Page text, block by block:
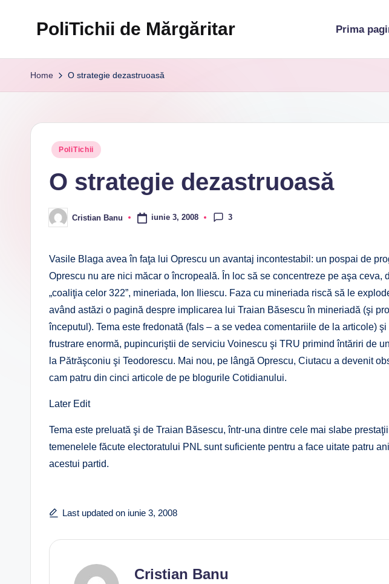
PoliTichii de Mărgăritar Prima
Home O strategie dezastruoasă
Posted
PoliTichii
O strategie dezastruoasă
Posted
by
Cristian Banu iunie 3, 2008 3
Vasile Blaga avea în faţa lui Oprescu un avantaj incontestabil: un pospai de
Oprescu nu are nici măcar o încropeală. În loc să se concentreze pe aşa ceva,
„coaliţia celor 322”, mineriada, Ion Iliescu. Faza cu mineriada riscă să le
având astăzi o pagină despre implicarea lui Traian Băsescu în mineriadă (şi
începutul). Tema este fredonată (fals – a se vedea comentariile de la articole)
frustrare enormă, pupincuriştii de serviciu Voinescu şi TRU primind întăriri de
la Pătrăşconiu şi Teodorescu. Mai nou, pe lângă Oprescu, Ciutacu a devenit
cam patru din cinci articole de pe blogurile Cotidianului.
Later Edit
Tema este preluată şi de Traian Băsescu, într-una dintre cele mai slabe
temenelele făcute electoratului PNL sunt suficiente pentru a face uitate patru
acestui partid.
Last updated on iunie 3, 2008
Cristian Banu